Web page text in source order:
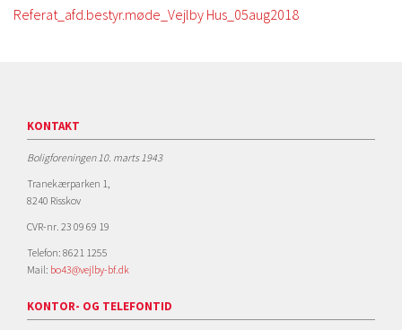
Referat_afd.bestyr.møde_Vejlby Hus_05aug2018
KONTAKT
Boligforeningen 10. marts 1943
Tranekærparken 1,
8240 Risskov
CVR-nr. 23 09 69 19
Telefon: 8621 1255
Mail: bo43@vejlby-bf.dk
KONTOR- OG TELEFONTID